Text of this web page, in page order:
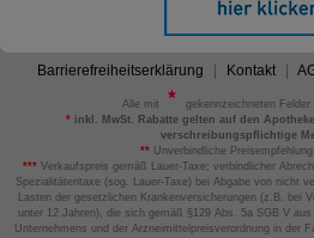
Barrierefreiheitserklärung Kontakt
Alle mit
gekennzeichneten Felder
*inkl. MwSt. Rabatte gelten auf den
verschreibungspflichtige
** Unverbindliche
*** Verkaufspreis gemäß Lauer-Taxe; verbindlicher
Spezialitätentaxe (sog. Lauer-Taxe) bei Abgabe von nicht
Lasten der gesetzlichen Krankenversicherungen (z.B. bei
unter 12 Jahren), die sich gemäß §129 Abs. 5a SGB V
Unternehmens und der Arzneimittelpreisverordnung in der